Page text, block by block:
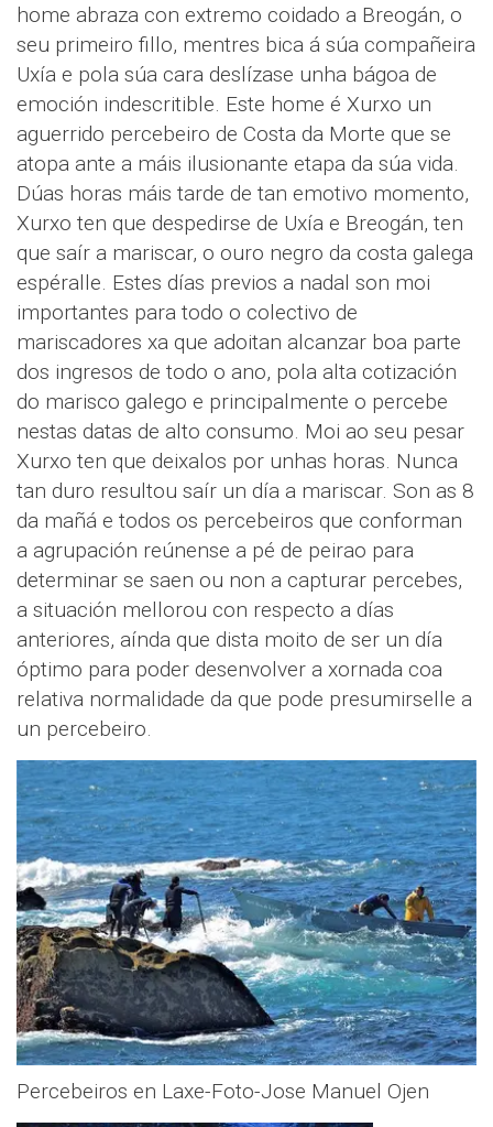
home abraza con extremo coidado a Breogán, o
seu primeiro fillo, mentres bica á súa compañeira
Uxía e pola súa cara deslízase unha bágoa de
emoción indescritible. Este home é Xurxo un
aguerrido percebeiro de Costa da Morte que se
atopa ante a máis ilusionante etapa da súa vida.
Dúas horas máis tarde de tan emotivo momento,
Xurxo ten que despedirse de Uxía e Breogán, ten
que saír a mariscar, o ouro negro da costa galega
espéralle. Estes días previos a nadal son moi
importantes para todo o colectivo de
mariscadores xa que adoitan alcanzar boa parte
dos ingresos de todo o ano, pola alta cotización
do marisco galego e principalmente o percebe
nestas datas de alto consumo. Moi ao seu pesar
Xurxo ten que deixalos por unhas horas. Nunca
tan duro resultou saír un día a mariscar. Son as 8
da mañá e todos os percebeiros que conforman
a agrupación reúnense a pé de peirao para
determinar se saen ou non a capturar percebes,
a situación mellorou con respecto a días
anteriores, aínda que dista moito de ser un día
óptimo para poder desenvolver a xornada coa
relativa normalidade da que pode presumirselle a
un percebeiro.
Percebeiros en Laxe-Foto-Jose Manuel Ojen